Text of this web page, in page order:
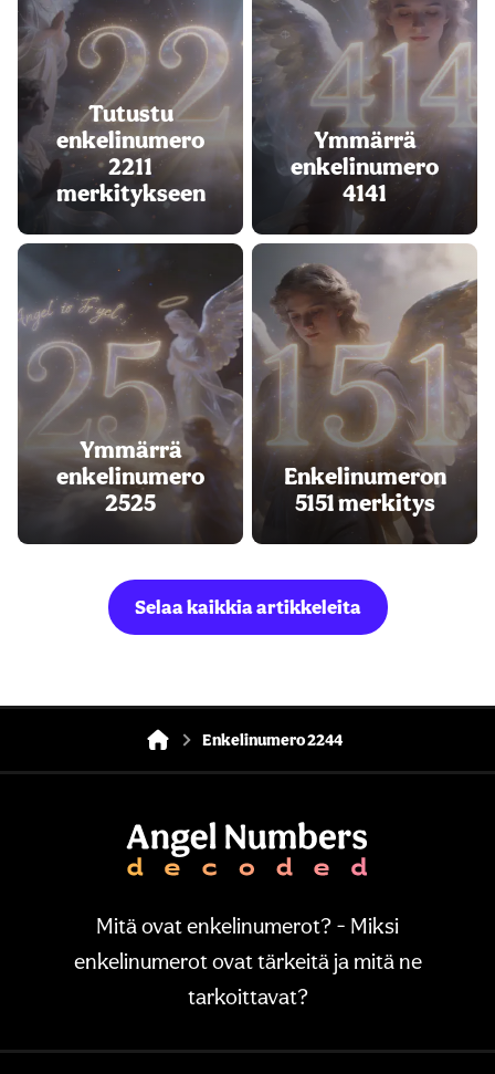
Tutustu
enkelinumero
2211
merkitykseen
Ymmärrä
enkelinumero
4141
Ymmärrä
enkelinumero
2525
Enkelinumeron
5151 merkitys
Selaa kaikkia artikkeleita
Enkelinumero 2244
Mitä ovat enkelinumerot? - Miksi
enkelinumerot ovat tärkeitä ja mitä ne
tarkoittavat?